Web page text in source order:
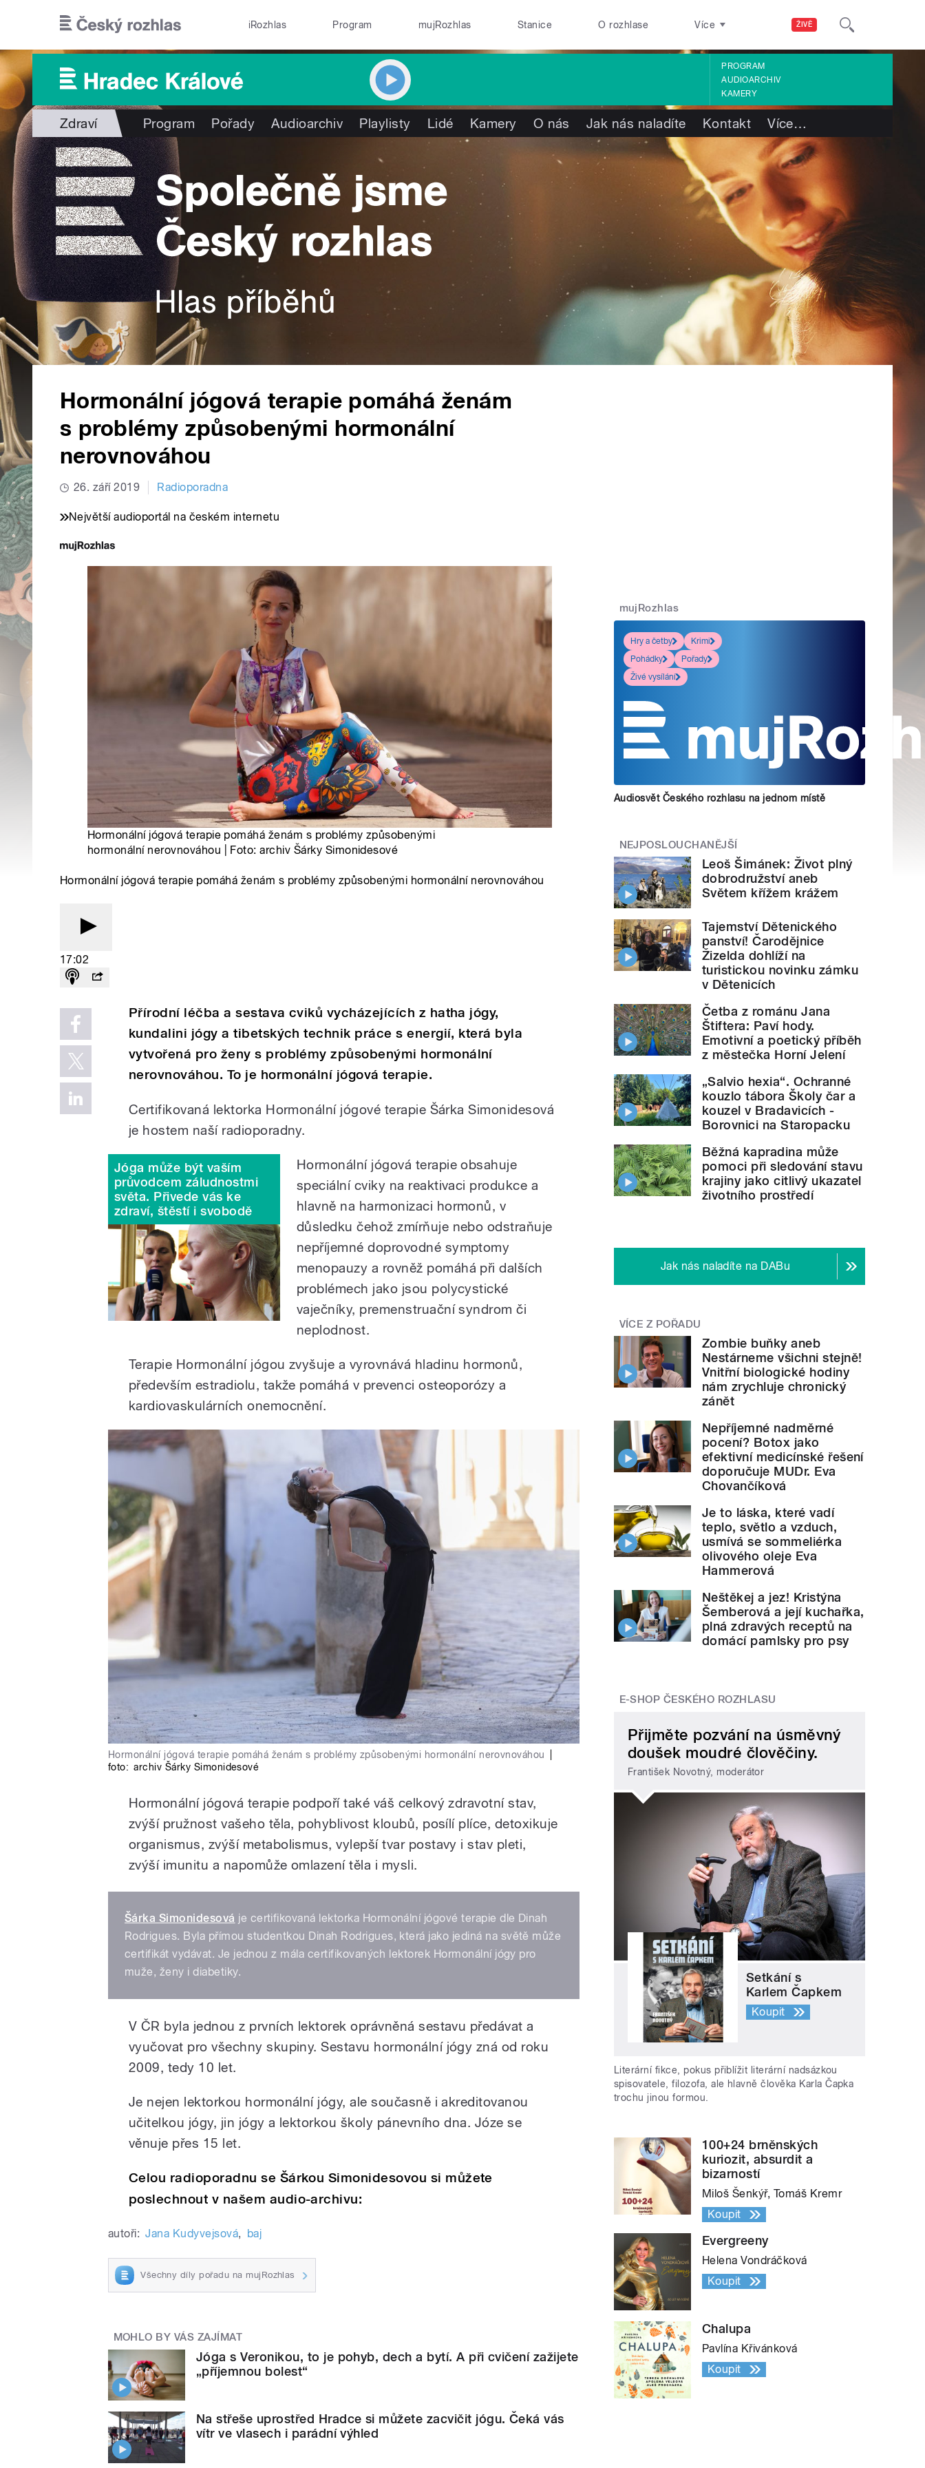
ŽIVĚ
iRozhlas Program mujRozhlas Stanice O rozhlase Více
PROGRAM
AUDIOARCHIV
KAMERY
Zdraví Program Pořady Audioarchiv Playlisty Lidé Kamery O nás Jak nás naladíte Kontakt Více…
Hormonální jógová terapie pomáhá ženám
s problémy způsobenými hormonální
nerovnováhou
26. září 2019 Radioporadna
Největší audioportál na českém internetu
Hormonální jógová terapie pomáhá ženám s problémy způsobenými
hormonální nerovnováhou | Foto: archiv Šárky Simonidesové
Hormonální jógová terapie pomáhá ženám s problémy způsobenými hormonální nerovnováhou
17:02
Přírodní léčba a sestava cviků vycházejících z hatha jógy,
kundalini jógy a tibetských technik práce s energií, která byla
vytvořená pro ženy s problémy způsobenými hormonální
nerovnováhou. To je hormonální jógová terapie.
Certifikovaná lektorka Hormonální jógové terapie Šárka Simonidesová
je hostem naší radioporadny.
Jóga může být vaším
průvodcem záludnostmi
světa. Přivede vás ke
zdraví, štěstí i svobodě
Hormonální jógová terapie obsahuje
speciální cviky na reaktivaci produkce a
hlavně na harmonizaci hormonů, v
důsledku čehož zmírňuje nebo odstraňuje
nepříjemné doprovodné symptomy
menopauzy a rovněž pomáhá při dalších
problémech jako jsou polycystické
vaječníky, premenstruační syndrom či
neplodnost.
Terapie Hormonální jógou zvyšuje a vyrovnává hladinu hormonů,
především estradiolu, takže pomáhá v prevenci osteoporózy a
kardiovaskulárních onemocnění.
Hormonální jógová terapie pomáhá ženám s problémy způsobenými hormonální nerovnováhou
foto: archiv Šárky Simonidesové
Hormonální jógová terapie podpoří také váš celkový zdravotní stav,
zvýší pružnost vašeho těla, pohyblivost kloubů, posílí plíce, detoxikuje
organismus, zvýší metabolismus, vylepší tvar postavy i stav pleti,
zvýší imunitu a napomůže omlazení těla i mysli.
Šárka Simonidesová je certifikovaná lektorka Hormonální jógové terapie dle Dinah
Rodrigues. Byla přímou studentkou Dinah Rodrigues, která jako jediná na světě může
certifikát vydávat. Je jednou z mála certifikovaných lektorek Hormonální jógy pro
muže, ženy i diabetiky.
V ČR byla jednou z prvních lektorek oprávněná sestavu předávat a
vyučovat pro všechny skupiny. Sestavu hormonální jógy zná od roku
2009, tedy 10 let.
Je nejen lektorkou hormonální jógy, ale současně i akreditovanou
učitelkou jógy, jin jógy a lektorkou školy pánevního dna. Józe se
věnuje přes 15 let.
Celou radioporadnu se Šárkou Simonidesovou si můžete
poslechnout v našem audio-archivu:
autoři: Jana Kudyvejsová, baj
Všechny díly pořadu na mujRozhlas
MOHLO BY VÁS ZAJÍMAT
Jóga s Veronikou, to je pohyb, dech a bytí. A při cvičení zažijete
„příjemnou bolest“
Na střeše uprostřed Hradce si můžete zacvičit jógu. Čeká vás
vítr ve vlasech i parádní výhled
mujRozhlas
Hry a četby
Krimi
Pohádky
Pořady
Živé vysílání
Audiosvět Českého rozhlasu na jednom místě
NEJPOSLOUCHANĚJŠÍ
Leoš Šimánek: Život plný
dobrodružství aneb
Světem křížem krážem
Tajemství Dětenického
panství! Čarodějnice
Žizelda dohlíží na
turistickou novinku zámku
v Dětenicích
Četba z románu Jana
Štiftera: Paví hody.
Emotivní a poetický příběh
z městečka Horní Jelení
„Salvio hexia“. Ochranné
kouzlo tábora Školy čar a
kouzel v Bradavicích -
Borovnici na Staropacku
Běžná kapradina může
pomoci při sledování stavu
krajiny jako citlivý ukazatel
životního prostředí
Jak nás naladíte na DABu
VÍCE Z POŘADU
Zombie buňky aneb
Nestárneme všichni stejně!
Vnitřní biologické hodiny
nám zrychluje chronický
zánět
Nepříjemné nadměrné
pocení? Botox jako
efektivní medicínské řešení
doporučuje MUDr. Eva
Chovančíková
Je to láska, které vadí
teplo, světlo a vzduch,
usmívá se sommeliérka
olivového oleje Eva
Hammerová
Neštěkej a jez! Kristýna
Šemberová a její kuchařka,
plná zdravých receptů na
domácí pamlsky pro psy
E-SHOP ČESKÉHO ROZHLASU
Přijměte pozvání na úsměvný
doušek moudré člověčiny.
František Novotný, moderátor
Setkání s
Karlem Čapkem
Koupit
Literární fikce, pokus přiblížit literární nadsázkou
spisovatele, filozofa, ale hlavně člověka Karla Čapka
trochu jinou formou.
100+24 brněnských
kuriozit, absurdit a
bizarností
Miloš Šenkýř, Tomáš Kremr
Koupit
Evergreeny
Helena Vondráčková
Koupit
Chalupa
Pavlína Křivánková
Koupit